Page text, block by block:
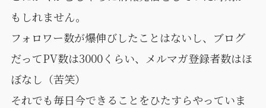
もしれません。
フォロワー数が爆伸びしたことはないし、ブログ
だってPV数は3000くらい、メルマガ登録者数はほ
ぼなし（苦笑）
それでも毎日今できることをひたすらやっていま